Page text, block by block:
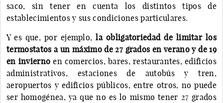
saco, sin tener en cuenta los distintos tipos de
establecimientos y sus condiciones particulares.
Y es que, por ejemplo,la obligatoriedad de limitar los
termostatos a un máximo de 27 grados en verano y de 19
en invierno en comercios, bares, restaurantes, edificios
administrativos, estaciones de autobús y tren,
aeropuertos y edificios públicos, entre otros, no puede
ser homogénea, ya que no es lo mismo tener 27 grados